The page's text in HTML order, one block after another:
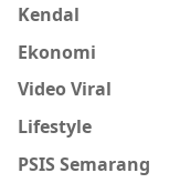
Kendal
Ekonomi
Video Viral
Lifestyle
PSIS Semarang